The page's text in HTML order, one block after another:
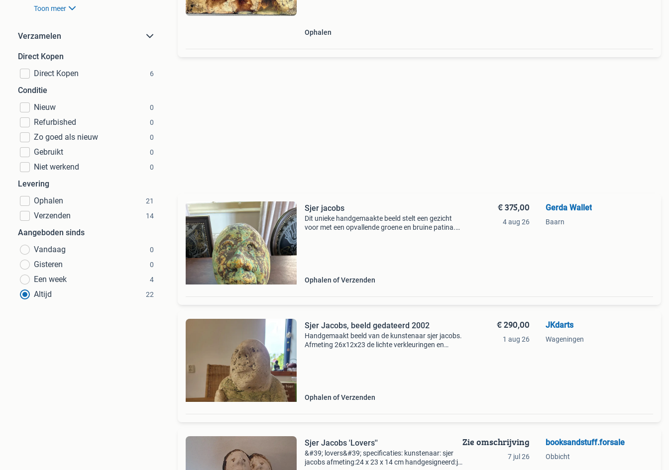
Toon meer
Verzamelen
Direct Kopen
Direct Kopen
6
Conditie
Nieuw
0
Refurbished 0
Zo goed als nieuw 0
Gebruikt 0
Niet werkend 0
Levering
Ophalen
21
Verzenden 14
Aangeboden sinds
Vandaag
0
Gisteren 0
Een week 4
Altijd 22
Ophalen
Sjer jacobs
Dit unieke handgemaakte beeld stelt een gezicht
voor met een opvallende groene en bruine patina.
Ophalen of Verzenden
€ 375,00
4 aug 26
Gerda Wallet
Baarn
Sjer Jacobs, beeld gedateerd 2002
Handgemaakt beeld van de kunstenaar sjer jacobs.
Afmeting 26x12x23 de lichte verkleuringen en
Ophalen of Verzenden
€ 290,00
1 aug 26
JKdarts
Wageningen
Sjer Jacobs 'Lovers''
&#39; lovers&#39; specificaties: kunstenaar: sjer
jacobs afmeting:24 x 23 x 14 cm handgesigneerd:ja
Zie omschrijving
7 jul 26
booksandstuff.forsale
Obbicht